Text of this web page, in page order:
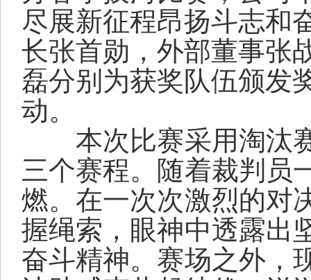
尽展新征程昂扬斗志和
长张首勋，外部董事张
磊分别 为获奖队伍颁发
动。
本次比赛采用淘汰
三个赛程。随着裁判员
燃。在一次次激烈的对
握绳索 ， 眼神中透露出
奋斗精神。赛场之外，